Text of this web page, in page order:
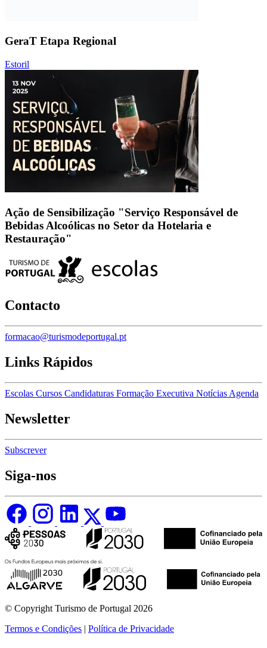
GeraT Etapa Regional
Estoril
Ação de Sensibilização "Serviço Responsável de
Bebidas Alcoólicas no Setor da Hotelaria e
Restauração"
Contacto
formacao@turismodeportugal.pt
Links Rápidos
Escolas Cursos Candidaturas Formação Executiva Notícias Agenda
Newsletter
Subscrever
Siga-nos
© Copyright Turismo de Portugal 2026
Termos e Condições | Política de Privacidade